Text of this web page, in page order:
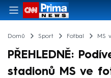
Domů Sport Fotbal MS
PŘEHLEDNĚ:
stadionů MS ve